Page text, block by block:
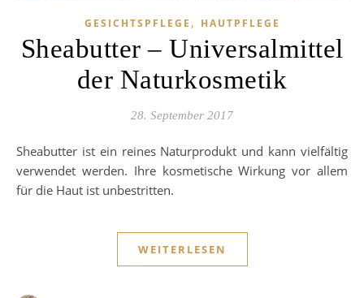
GESICHTSPFLEGE , HAUTPFLEGE
Sheabutter – Universalmittel
der Naturkosmetik
28. September 2017
Sheabutter ist ein reines Naturprodukt und kann vielfältig
verwendet werden. Ihre kosmetische Wirkung vor allem
für die Haut ist unbestritten.
WEITERLESEN